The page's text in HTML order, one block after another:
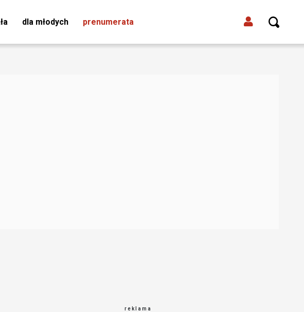
dla młodych prenumerata